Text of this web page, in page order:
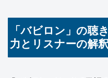
「バビロン」の聴
力とリスナーの解